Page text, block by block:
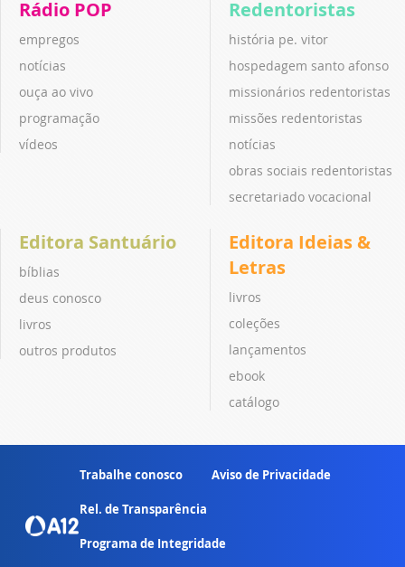
Rádio POP
empregos
notícias
ouça ao vivo
programação
vídeos
Redentoristas
história pe. vitor
hospedagem santo afonso
missionários redentoristas
missões redentoristas
notícias
obras sociais redentoristas
secretariado vocacional
Editora Santuário
bíblias
deus conosco
livros
outros produtos
Editora Ideias &
Letras
livros
coleções
lançamentos
ebook
catálogo
Trabalhe conosco Aviso de Privacidade
Rel. de Transparência
Programa de Integridade